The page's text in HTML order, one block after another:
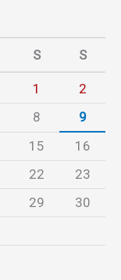
S S
1
2
8
9
15
16
22
23
29
30